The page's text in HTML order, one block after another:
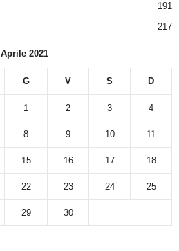
191
217
Aprile 2021
G V S D
1 2 3 4
8 9 10 11
15 16 17 18
22 23 24 25
29
30